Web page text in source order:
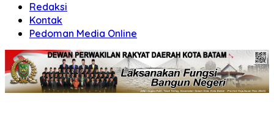
Redaksi
Kontak
Pedoman Media Online